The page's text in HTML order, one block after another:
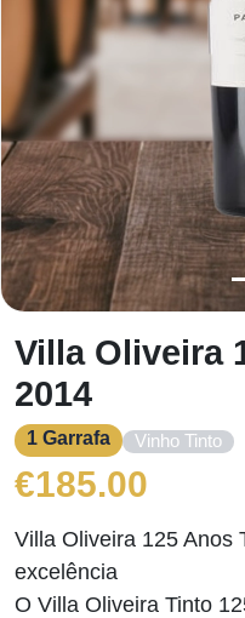
Villa Oliveira
2014
1 Garrafa Vinho Tinto
€185.00
Villa Oliveira 125 Anos
excelência
O Villa Oliveira Tinto